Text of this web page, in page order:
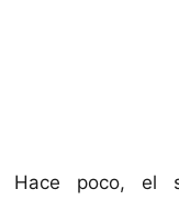
Hace poco, el